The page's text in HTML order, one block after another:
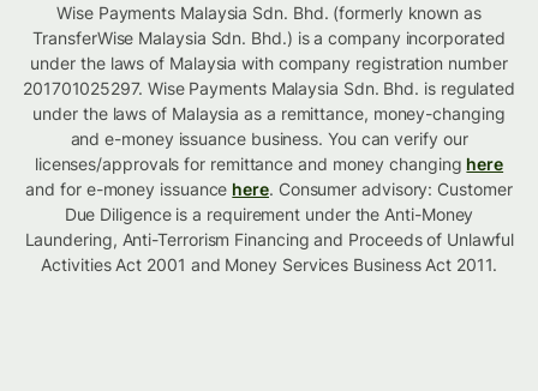
Wise Payments Malaysia Sdn. Bhd. (formerly known as
TransferWise Malaysia Sdn. Bhd.) is a company incorporated
under the laws of Malaysia with company registration number
201701025297. Wise Payments Malaysia Sdn. Bhd. is regulated
under the laws of Malaysia as a remittance, money-changing
and e-money issuance business. You can verify our
licenses/approvals for remittance and money changing here
and for e-money issuance here. Consumer advisory: Customer
Due Diligence is a requirement under the Anti-Money
Laundering, Anti-Terrorism Financing and Proceeds of Unlawful
Activities Act 2001 and Money Services Business Act 2011.